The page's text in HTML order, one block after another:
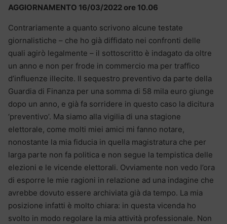
AGGIORNAMENTO 16/03/2022 ore 10.06
Contrariamente a quanto scrivono alcune testate
giornalistiche – che ho già diffidato nei confronti delle
quali agirò legalmente – il sottoscritto è indagato da oltre
un anno e non per frode in commercio ma per traffico
d’influenze illecite. Il sequestro preventivo da parte della
Guardia di Finanza per una somma di 58 mila euro giunge
dopo un anno, e già fa sorridere in questo caso la dicitura
‘preventivo’. Ma siamo alla vigilia di una stagione
elettorale, come molti miei amici mi fanno notare,
nonostante la mia fiducia in quella magistratura che per
larga parte non fa politica e non segue la tempistica delle
elezioni e le vicende elettorali. Ovviamente non vedo l’ora
di esporre le mie ragioni in relazione ad una indagine che
avrebbe dovuto essere archiviata già da tempo. La mia
posizione infatti è molto chiara: in questa vicenda ho
svolto in modo regolare la mia attività professionale. Non